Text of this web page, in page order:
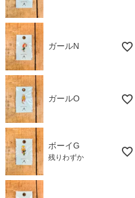
ガールN
ガールO
ボーイG
残りわずか